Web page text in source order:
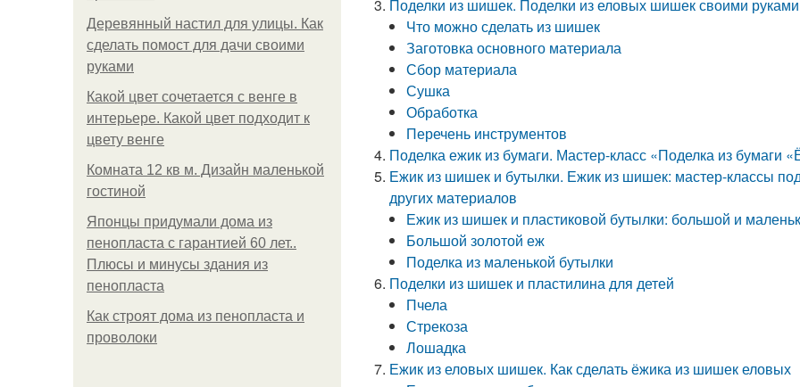
Деревянный настил для улицы. Как
сделать помост для дачи своими
руками
Какой цвет сочетается с венге в
интерьере. Какой цвет подходит к
цвету венге
Комната 12 кв м. Дизайн маленькой
гостиной
Японцы придумали дома из
пенопласта с гарантией 60 лет..
Плюсы и минусы здания из
пенопласта
Как строят дома из пенопласта и
проволоки
Поделки из шишек. Поделки из еловых шишек своими
Что можно сделать из шишек
Заготовка основного материала
Сбор материала
Сушка
Обработка
Перечень инструментов
Поделка ежик из бумаги. Мастер-класс «Поделка из бумаги
Ежик из шишек и бутылки. Ежик из шишек: мастер-классы
других материалов
Ежик из шишек и пластиковой бутылки: большой и
Большой золотой еж
Поделка из маленькой бутылки
Поделки из шишек и пластилина для детей
Пчела
Стрекоза
Лошадка
Ежик из еловых шишек. Как сделать ёжика из шишек еловых